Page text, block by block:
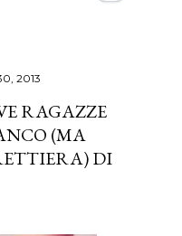
2013
RAGAZZE
(MA
DI